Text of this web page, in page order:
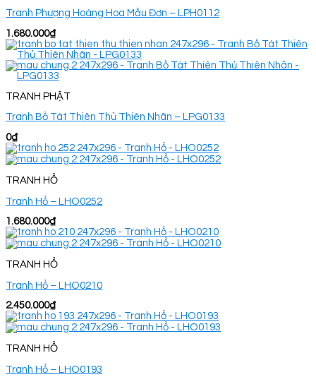
Tranh Phượng Hoàng Hoa Mẫu Đơn – LPH0112
1.680.000₫
TRANH PHẬT
Tranh Bồ Tát Thiên Thủ Thiên Nhãn – LPG0133
0₫
TRANH HỔ
Tranh Hổ – LHO0252
1.680.000₫
TRANH HỔ
Tranh Hổ – LHO0210
2.450.000₫
TRANH HỔ
Tranh Hổ – LHO0193